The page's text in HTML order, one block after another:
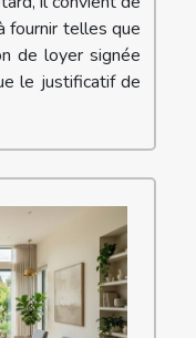
fournir telles que
de loyer signée
le justificatif de